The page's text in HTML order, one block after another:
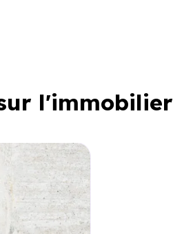
l'immobilier